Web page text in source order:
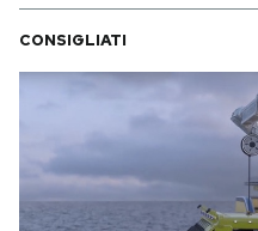
CONSIGLIATI